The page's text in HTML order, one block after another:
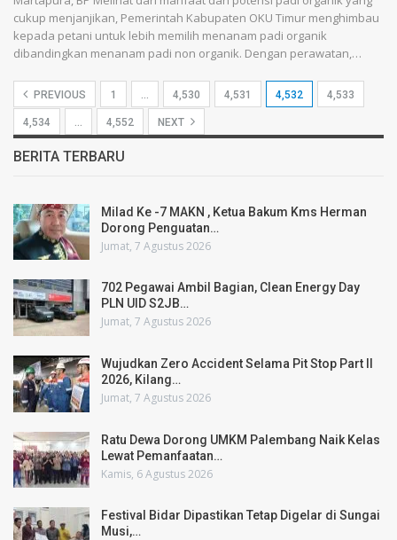
cukup menjanjikan, Pemerintah Kabupaten OKU Timur menghimbau
kepada petani untuk lebih memilih menanam padi organik
dibandingkan menanam padi non organik. Dengan perawatan,…
PREVIOUS 1 … 4,530 4,531 4,532 4,533
4,534 … 4,552 NEXT
BERITA TERBARU
Milad Ke -7 MAKN , Ketua Bakum Kms Herman
Dorong Penguatan…
Jumat, 7 Agustus 2026
702 Pegawai Ambil Bagian, Clean Energy Day
PLN UID S2JB…
Jumat, 7 Agustus 2026
Wujudkan Zero Accident Selama Pit Stop Part II
2026, Kilang…
Jumat, 7 Agustus 2026
Ratu Dewa Dorong UMKM Palembang Naik Kelas
Lewat Pemanfaatan…
Kamis, 6 Agustus 2026
Festival Bidar Dipastikan Tetap Digelar di Sungai
Musi,…